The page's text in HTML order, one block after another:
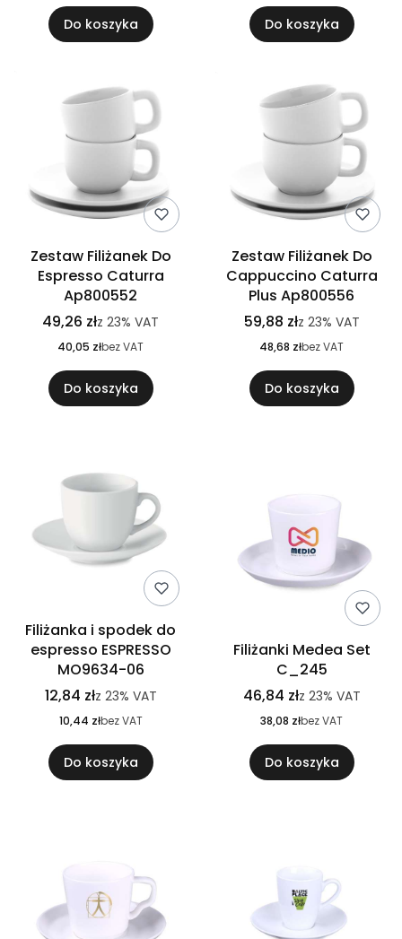
Do koszyka Do koszyka
Zestaw Filiżanek Do
Espresso Caturra
Ap800552
49,26 złz 23% VAT
40,05 złbez VAT
Do koszyka
Zestaw Filiżanek Do
Cappuccino Caturra
Plus Ap800556
59,88 złz 23% VAT
48,68 złbez VAT
Do koszyka
Filiżanka i spodek do
espresso ESPRESSO
MO9634-06
12,84 złz 23% VAT
10,44 złbez VAT
Do koszyka
Filiżanki Medea Set
C_245
46,84 złz 23% VAT
38,08 złbez VAT
Do koszyka